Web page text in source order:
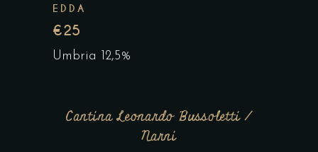
EDDA
€25
Umbria 12,5%
Cantina Leonardo Bussoletti /
Narni